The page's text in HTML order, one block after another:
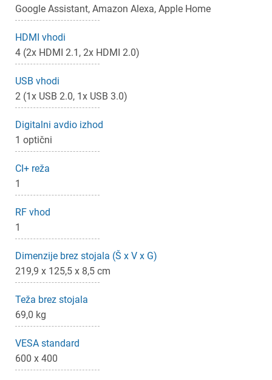
Google Assistant, Amazon Alexa, Apple Home
HDMI vhodi
4 (2x HDMI 2.1, 2x HDMI 2.0)
USB vhodi
2 (1x USB 2.0, 1x USB 3.0)
Digitalni avdio izhod
1 optični
CI+ reža
1
RF vhod
1
Dimenzije brez stojala (Š x V x G)
219,9 x 125,5 x 8,5 cm
Teža brez stojala
69,0 kg
VESA standard
600 x 400